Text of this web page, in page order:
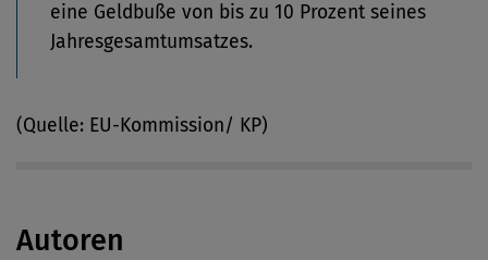
eine Geldbuße von bis zu 10 Prozent seines
Jahresgesamtumsatzes.
(Quelle: EU-Kommission/ KP)
Autoren